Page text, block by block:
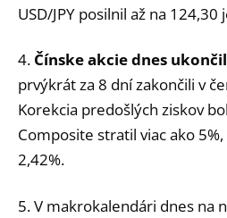
USD/JPY posilnil až na 124,30
4. Čínske akcie dnes
prvýkrát za 8 dní zakončili v
Korekcia predošlých ziskov
Composite stratil viac ako
2,42%.
5. V makrokalendári dnes na